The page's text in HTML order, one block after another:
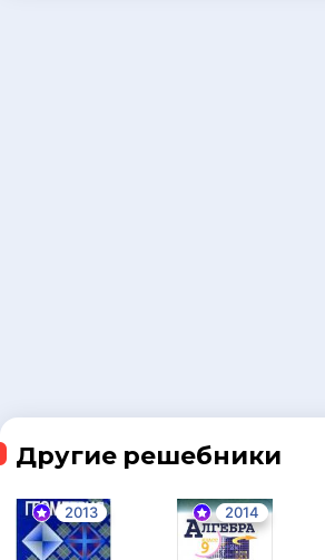
Другие решебники
2013 2014